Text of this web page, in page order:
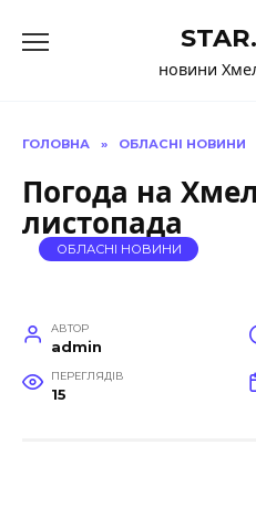
до
новини
ГОЛОВНА » ОБЛАСНІ НОВИНИ
Погода на
листопада
ОБЛАСНІ НОВИНИ
АВТОР
admin
ПЕРЕГЛЯДІВ
15